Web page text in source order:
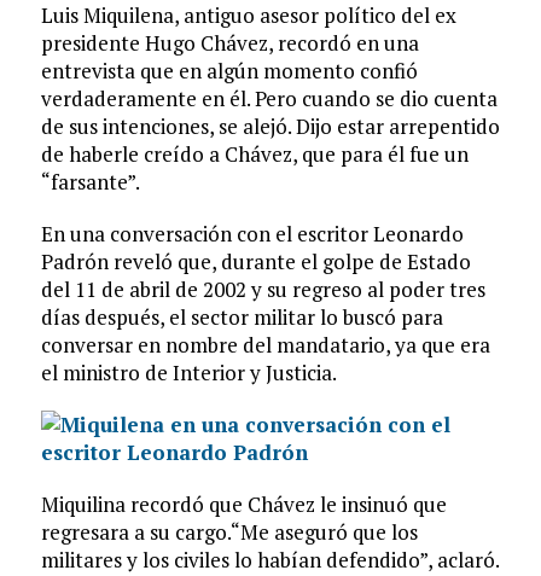
Luis Miquilena, antiguo asesor político del ex
presidente Hugo Chávez, recordó en una
entrevista que en algún momento confió
verdaderamente en él. Pero cuando se dio cuenta
de sus intenciones, se alejó. Dijo estar arrepentido
de haberle creído a Chávez, que para él fue un
“farsante”.
En una conversación con el escritor Leonardo
Padrón reveló que, durante el golpe de Estado
del 11 de abril de 2002 y su regreso al poder tres
días después, el sector militar lo buscó para
conversar en nombre del mandatario, ya que era
el ministro de Interior y Justicia.
Miquilina recordó que Chávez le insinuó que
regresara a su cargo.“Me aseguró que los
militares y los civiles lo habían defendido”, aclaró.